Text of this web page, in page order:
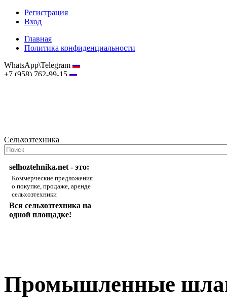
Регистрация
Вход
Главная
Политика конфиденциальности
WhatsApp\Telegram
+7 (958) 762-99-15
Сельхозтехника
selhoztehnika.net - это:
Коммерческие предложения
о покупке, продаже, аренде
сельхозтехники
Вся сельхозтехника на
одной площадке!
Промышленные